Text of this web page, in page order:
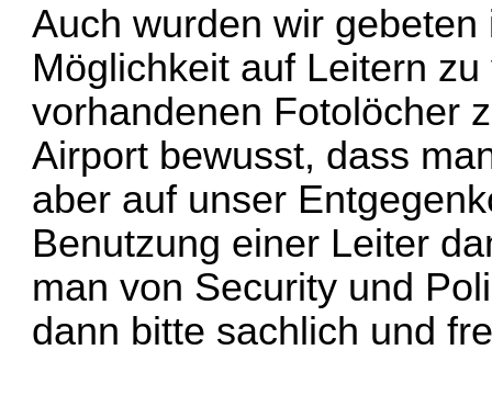
Auch wurden wir
Möglichkeit auf Leitern
vorhandenen Fotolöcher
Airport bewusst, dass
aber auf unser
Benutzung einer Leiter
man von Security und
dann bitte sachlich und